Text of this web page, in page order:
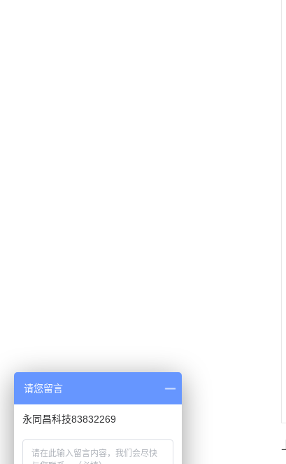
请您留言
永同昌科技83832269